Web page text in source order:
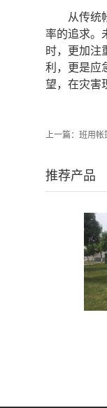
从传统
率的追求。
时，更加注
利，更是应
望，在灾害
上一篇： 班用帐
推荐产品